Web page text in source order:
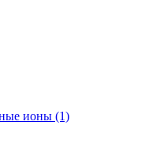
ионы (1)